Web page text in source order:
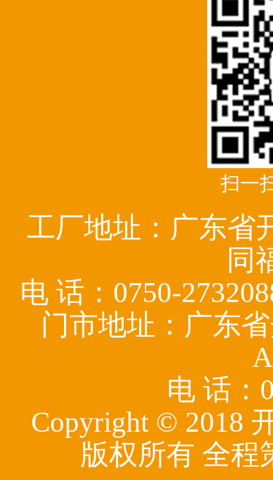
扫一
工厂地址：广东省
同
电 话：0750-
门市地址：广东
电 话：
Copyright © 2018
版权所有 全程